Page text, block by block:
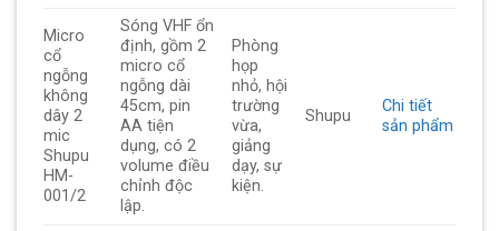
Micro
cổ
ngỗng
không
dây 2
mic
Shupu
HM-
001/2
Sóng VHF ổn
định, gồm 2
micro cổ
ngỗng dài
45cm, pin
AA tiện
dụng, có 2
volume điều
chỉnh độc
lập.
Phòng
họp
nhỏ, hội
trường
vừa,
giảng
dạy, sự
kiện.
Shupu
Chi tiết
sản phẩm